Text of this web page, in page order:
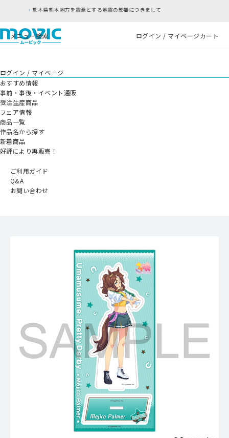
とする地震の影響につきまして
メニュー検索 ログイン / マイページカート
ログイン / マイページ
おすすめ情報
事前・事後・イベント通販
受注生産商品
フェア情報
商品一覧
作品名から探す
新着商品
好評により再販売！
ご利用ガイド
Q&A
お問い合わせ